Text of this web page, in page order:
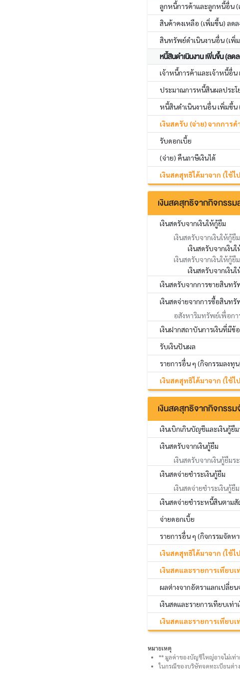
ลูกหนี้การค้าและลูกหนี้อื่น (
สินค้าคงเหลือ (เพิ่มขึ้น) ลดล
สินทรัพย์ดำเนินงานอื่น (เพิ่
หนี้สินดำเนินงาน เพิ่มขึ้น (ลด
เจ้าหนี้การค้าและเจ้าหนี้อื่น
ประมาณการหนี้สินผลประโ
หนี้สินดำเนินงานอื่น เพิ่มขึ้น
เงินสดรับ (จ่าย) จากการด
รับดอกเบี้ย
(จ่าย) คืนภาษีเงินได้
เงินสดสุทธิได้มาจาก (ใช้ไ
เงินสดสุทธิจากกิจกรร
เงินสดรับจากเงินให้กู้ยืม
เงินสดรับจากเงินให้กู้ยื
เงินสดรับจากเงิ
เงินสดรับจากเงินให้กู้ยื
เงินสดรับจากเงิ
เงินสดรับจากการขายสินทรั
เงินสดจ่ายจากการซื้อสินทรั
อสังหาริมทรัพย์เพื่อก
เงินฝากสถาบันการเงินที่มีข้
รับเงินปันผล
รายการอื่น ๆ (กิจกรรมลงทุ
เงินสดสุทธิได้มาจาก (ใช้
เงินสดสุทธิจากกิจกรรม
เงินเบิกเกินบัญชีและเงินกู้ยื
เงินสดรับจากเงินกู้ยืม
เงินสดรับจากเงินกู้ยืมร
เงินสดจ่ายชำระเงินกู้ยืม
เงินสดจ่ายชำระเงินกู้ยื
เงินสดจ่ายชำระหนี้สินตาม
จ่ายดอกเบี้ย
รายการอื่น ๆ (กิจกรรมจัดหา
เงินสดสุทธิได้มาจาก (ใช้ไ
เงินสดและรายการเทียบ
ผลต่างจากอัตราแลกเปลี่ยน
เงินสดและรายการเทียบเท่า
เงินสดและรายการเทียบเ
หมายเหตุ
** มูลค่าของบัญชีใหญ่อาจไม่เท่
ในกรณีของบริษัทจดทะเบียนต่า